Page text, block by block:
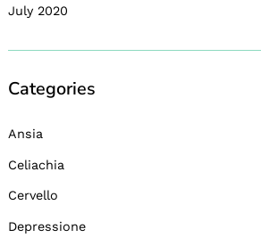
July 2020
Categories
Ansia
Celiachia
Cervello
Depressione